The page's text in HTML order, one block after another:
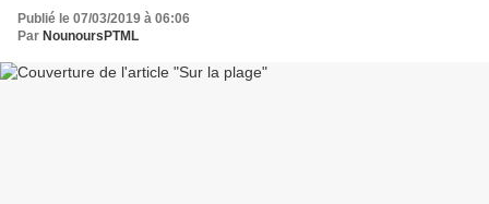
Publié le 07/03/2019 à 06:06
Par NounoursPTML